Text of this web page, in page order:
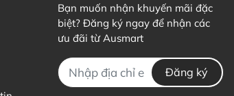
Bạn muốn nhận khuyến mãi đặc
biệt? Đăng ký ngay để nhận các
ưu đãi từ Ausmart
Đăng ký